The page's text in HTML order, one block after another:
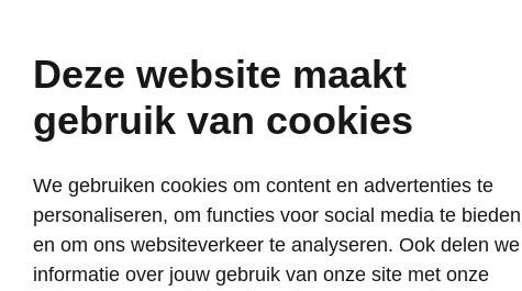
Škoda Enyaq
Front
Deze website maakt
gebruik van cookies
We gebruiken cookies om content en advertenties te
personaliseren, om functies voor social media te bieden
en om ons websiteverkeer te analyseren. Ook delen we
informatie over jouw gebruik van onze site met onze